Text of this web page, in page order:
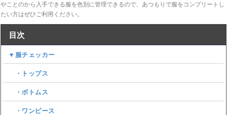
やことのから入手できる服を色別に管理できるので、あつもりで服をコンプリートし
たい方はぜひご利用ください。
目次
▼服チェッカー
・トップス
・ボトムス
・ワンピース